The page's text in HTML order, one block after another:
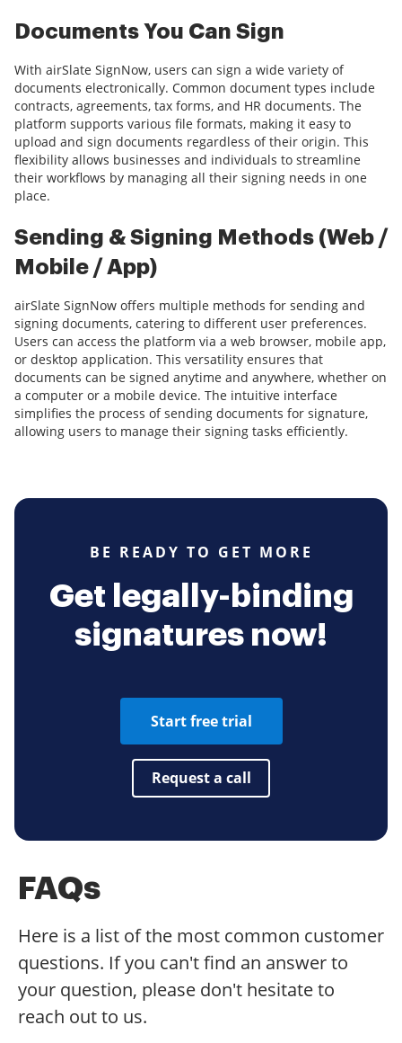
Documents You Can Sign
With airSlate SignNow, users can sign a wide variety of
documents electronically. Common document types include
contracts, agreements, tax forms, and HR documents. The
platform supports various file formats, making it easy to
upload and sign documents regardless of their origin. This
flexibility allows businesses and individuals to streamline
their workflows by managing all their signing needs in one
place.
Sending & Signing Methods (Web /
Mobile / App)
airSlate SignNow offers multiple methods for sending and
signing documents, catering to different user preferences.
Users can access the platform via a web browser, mobile app,
or desktop application. This versatility ensures that
documents can be signed anytime and anywhere, whether on
a computer or a mobile device. The intuitive interface
simplifies the process of sending documents for signature,
allowing users to manage their signing tasks efficiently.
BE READY TO GET MORE
Get legally-binding
signatures now!
Start free trial
Request a call
FAQs
Here is a list of the most common customer
questions. If you can't find an answer to
your question, please don't hesitate to
reach out to us.